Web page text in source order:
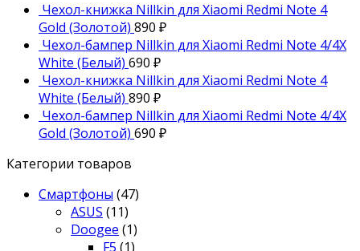
Чехол-книжка Nillkin для Xiaomi Redmi Note 4
Gold (Золотой) 890 ₽
Чехол-бампер Nillkin для Xiaomi Redmi Note 4/4X
White (Белый) 690 ₽
Чехол-книжка Nillkin для Xiaomi Redmi Note 4
White (Белый) 890 ₽
Чехол-бампер Nillkin для Xiaomi Redmi Note 4/4X
Gold (Золотой) 690 ₽
Категории товаров
Смартфоны (47)
ASUS (11)
Doogee (1)
F5 (1)